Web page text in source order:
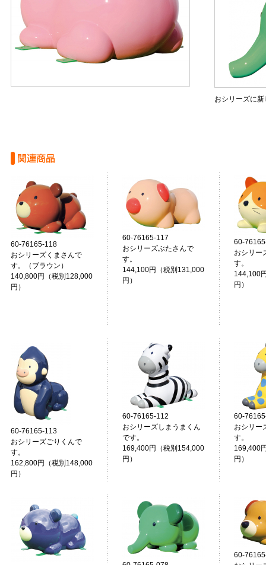
おシリーズに
60-76165-118
おシリーズくまさんで
す。（ブラウン）
140,800円（税別128,000
円）
60-76165-117
おシリーズぶたさんで
す。
144,100円（税別131,000
円）
60-
おシリー
す。
144,100
円）
60-76165-113
おシリーズごりくんで
す。
162,800円（税別148,000
円）
60-76165-112
おシリーズしまうまくん
です。
169,400円（税別154,000
円）
60-
おシリー
す。
169,400
円）
60-